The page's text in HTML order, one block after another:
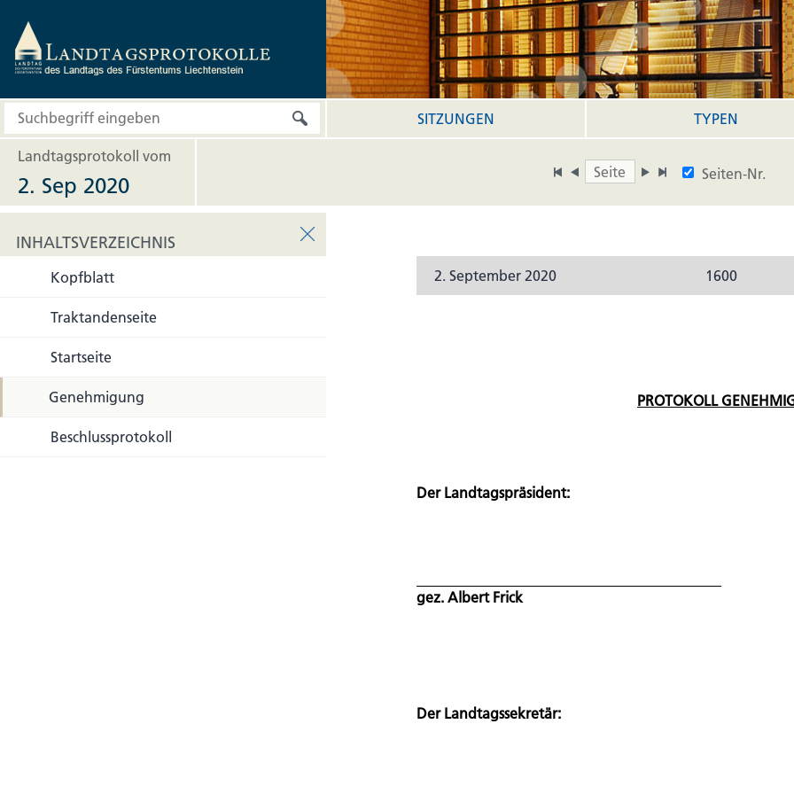
SITZUNGEN TYPEN
Landtagsprotokoll vom
Seiten-Nr.
2. Sep 2020
INHALTSVERZEICHNIS
Kopfblatt
Traktandenseite
Startseite
Genehmigung
Beschlussprotokoll
2. September 2020 1600
PROTOKOLL
Der Landtagspräsident:
gez. Albert Frick
Der Landtagssekretär: